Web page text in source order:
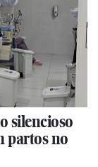
silencioso
partos no